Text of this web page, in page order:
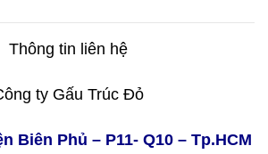
Thông tin liên hệ
ty Gấu Trúc Đỏ
Biên Phủ – P11- Q10 – Tp.HCM